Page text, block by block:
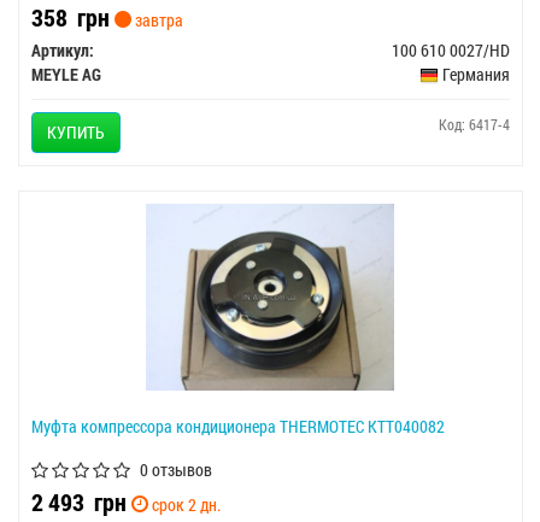
358 грн
завтра
Артикул:
100 610 0027/HD
MEYLE AG
Германия
КУПИТЬ Код: 6417-4
Муфта компрессора кондиционера THERMOTEC KTT040082
0 отзывов
2 493 грн
срок 2 дн.